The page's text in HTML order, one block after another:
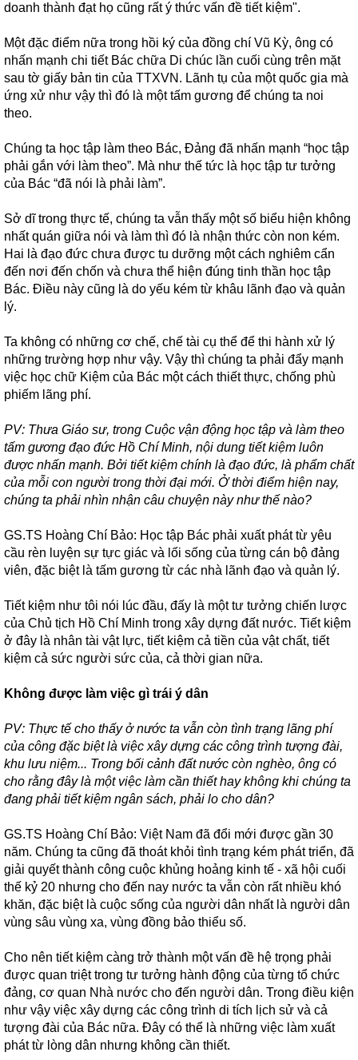
doanh thành đạt họ cũng rất ý thức vấn đề tiết kiệm".
Một đặc điểm nữa trong hồi ký của đồng chí Vũ Kỳ, ông có
nhấn mạnh chi tiết Bác chữa Di chúc lần cuối cùng trên mặt
sau tờ giấy bản tin của TTXVN. Lãnh tụ của một quốc gia mà
ứng xử như vậy thì đó là một tấm gương để chúng ta noi
theo.
Chúng ta học tập làm theo Bác, Đảng đã nhấn mạnh “học tập
phải gắn với làm theo”. Mà như thế tức là học tập tư tưởng
của Bác “đã nói là phải làm”.
Sở dĩ trong thực tế, chúng ta vẫn thấy một số biểu hiện không
nhất quán giữa nói và làm thì đó là nhận thức còn non kém.
Hai là đạo đức chưa được tu dưỡng một cách nghiêm cẩn
đến nơi đến chốn và chưa thể hiện đúng tinh thần học tập
Bác. Điều này cũng là do yếu kém từ khâu lãnh đạo và quản
lý.
Ta không có những cơ chế, chế tài cụ thể để thi hành xử lý
những trường hợp như vậy. Vậy thì chúng ta phải đẩy mạnh
việc học chữ Kiệm của Bác một cách thiết thực, chống phù
phiếm lãng phí.
PV: Thưa Giáo sư, trong Cuộc vận động học tập và làm theo
tấm gương đạo đức Hồ Chí Minh, nội dung tiết kiệm luôn
được nhấn mạnh. Bởi tiết kiệm chính là đạo đức, là phẩm chất
của mỗi con người trong thời đại mới. Ở thời điểm hiện nay,
chúng ta phải nhìn nhận câu chuyện này như thế nào?
GS.TS Hoàng Chí Bảo: Học tập Bác phải xuất phát từ yêu
cầu rèn luyện sự tực giác và lối sống của từng cán bộ đảng
viên, đặc biệt là tấm gương từ các nhà lãnh đạo và quản lý.
Tiết kiệm như tôi nói lúc đầu, đấy là một tư tưởng chiến lược
của Chủ tịch Hồ Chí Minh trong xây dựng đất nước. Tiết kiệm
ở đây là nhân tài vật lực, tiết kiệm cả tiền của vật chất, tiết
kiệm cả sức người sức của, cả thời gian nữa.
Không được làm việc gì trái ý dân
PV: Thực tế cho thấy ở nước ta vẫn còn tình trạng lãng phí
của công đặc biệt là việc xây dựng các công trình tượng đài,
khu lưu niệm... Trong bối cảnh đất nước còn nghèo, ông có
cho rằng đây là một việc làm cần thiết hay không khi chúng ta
đang phải tiết kiệm ngân sách, phải lo cho dân?
GS.TS Hoàng Chí Bảo: Việt Nam đã đổi mới được gần 30
năm. Chúng ta cũng đã thoát khỏi tình trạng kém phát triển, đã
giải quyết thành công cuộc khủng hoảng kinh tế - xã hội cuối
thế kỷ 20 nhưng cho đến nay nước ta vẫn còn rất nhiều khó
khăn, đặc biệt là cuộc sống của người dân nhất là người dân
vùng sâu vùng xa, vùng đồng bảo thiểu số.
Cho nên tiết kiệm càng trở thành một vấn đề hệ trọng phải
được quan triệt trong tư tưởng hành động của từng tổ chức
đảng, cơ quan Nhà nước cho đến người dân. Trong điều kiện
như vậy việc xây dựng các công trình di tích lịch sử và cả
tượng đài của Bác nữa. Đây có thể là những việc làm xuất
phát từ lòng dân nhưng không cần thiết.